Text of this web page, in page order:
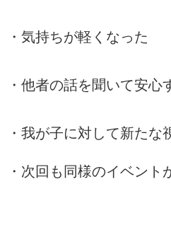
・気持ちが軽くなった
・他者の話を聞いて安心
・我が子に対して新たな
・次回も同様のイベント